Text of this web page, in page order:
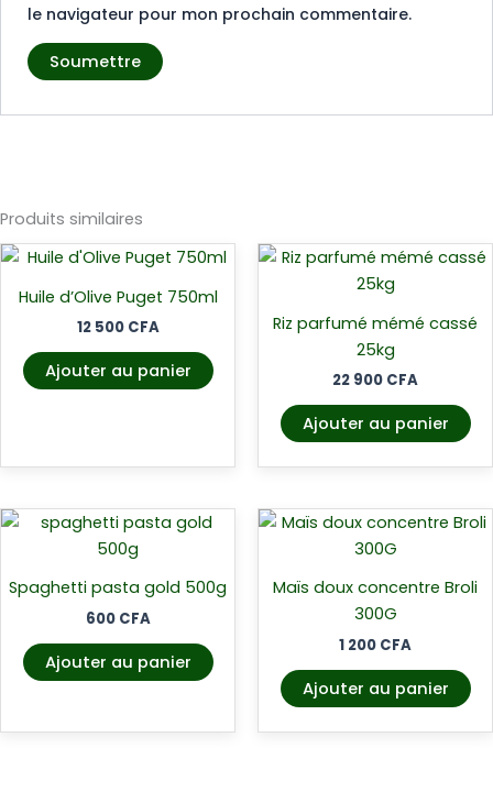
le navigateur pour mon prochain commentaire.
Produits similaires
Huile d’Olive Puget 750ml
12 500 CFA
Ajouter au panier
Riz parfumé mémé cassé
25kg
22 900 CFA
Ajouter au panier
Spaghetti pasta gold 500g
600 CFA
Ajouter au panier
Maïs doux concentre Broli
300G
1 200 CFA
Ajouter au panier